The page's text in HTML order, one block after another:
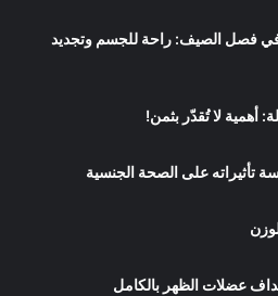
في فصل الصيف: راحة للجسم وتجديد
أهمية لا تُقدّر بثمن!
تأثيراته على الصحة الجنسية
عضلات الظهر بالكامل